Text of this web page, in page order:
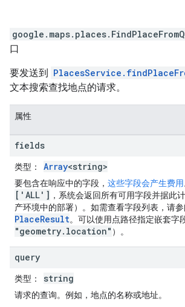
google.maps.places.
口
要发送到
文本搜索查找地点的请求。
属性
fields
类型 ： Array<string>
要包含在响应中的字段， 这些字段会产生费用
['ALL'] ，系统会返回所有可用字段并据此
产环境中的部署）。如需查看字段列表，请参
PlaceResult。可以使用点路径指定嵌套字
"geometry.location" ）。
query
类型 ： string
请求的查询。例如，地点的名称或地址。